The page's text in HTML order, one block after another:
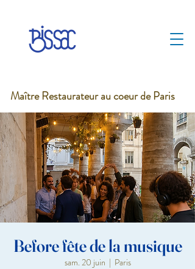
Maître Restaurateur au coeur de Paris
Before fête de la musique
sam. 20 juin
  |
Paris